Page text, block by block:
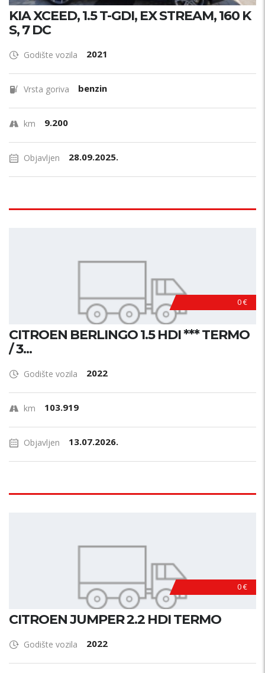
KIA XCEED, 1.5 T-GDI, EX STREAM, 160 K
S, 7 DC
Godište vozila 2021
Vrsta goriva benzin
km 9.200
Objavljen 28.09.2025.
0 €
CITROEN BERLINGO 1.5 HDI *** TERMO
/ 3...
Godište vozila 2022
km 103.919
Objavljen 13.07.2026.
0 €
CITROEN JUMPER 2.2 HDI TERMO
Godište vozila 2022